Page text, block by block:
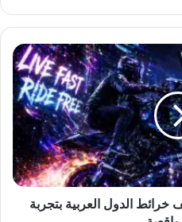
الدول العربية بتجربة